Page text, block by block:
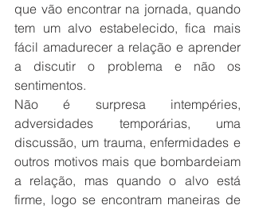
que vão encontrar na jornada, quando
tem um alvo estabelecido, fica mais
fácil amadurecer a relação e aprender
a discutir o problema e não os
sentimentos.
Não é surpresa intempéries,
adversidades temporárias, uma
discussão, um trauma, enfermidades e
outros motivos mais que bombardeiam
a relação, mas quando o alvo está
firme, logo se encontram maneiras de